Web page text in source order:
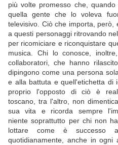
più volte promesso che,
quella gente che lo voleva
televisivo. Ciò che importa,
a questi personaggi ritrovando
per ricomiciare e riconquistare
musica. Chi lo conosce,
collaboratori, che hanno
dipingono come una persona
e alla battuta e quell'etichetta di
proprio l'opposto di ciò è
toscano , tra l'altro, non
sua vita e ricorda sempre
niente soprattutto per chi non
lottare come è successo
quotidianamente, anche in ogni